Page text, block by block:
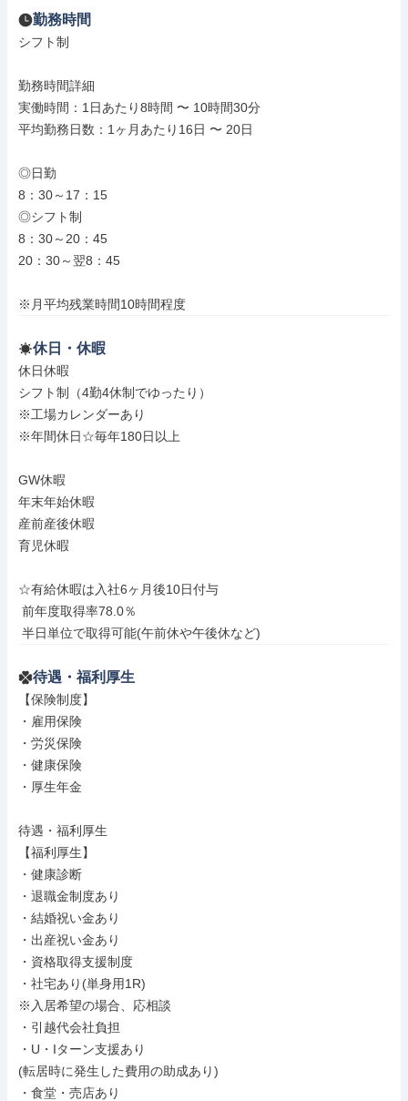
勤務時間
シフト制
勤務時間詳細
実働時間：1日あたり8時間 〜 10時間30分
平均勤務日数：1ヶ月あたり16日 〜 20日
◎日勤
8：30～17：15
◎シフト制
8：30～20：45
20：30～翌8：45
※月平均残業時間10時間程度
休日・休暇
休日休暇
シフト制（4勤4休制でゆったり）
※工場カレンダーあり
※年間休日☆毎年180日以上
GW休暇
年末年始休暇
産前産後休暇
育児休暇
☆有給休暇は入社6ヶ月後10日付与
半日単位で取得可能(午前休や午後休など)
待遇・福利厚生
【保険制度】
・雇用保険
・労災保険
・健康保険
・厚生年金
待遇・福利厚生
【福利厚生】
・健康診断
・退職金制度あり
・結婚祝い金あり
・出産祝い金あり
・資格取得支援制度
・社宅あり(単身用1R)
※入居希望の場合、応相談
・引越代会社負担
・U・Iターン支援あり
(転居時に発生した費用の助成あり)
・食堂・売店あり